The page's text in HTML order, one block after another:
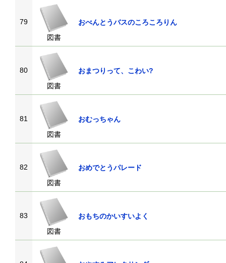
79
図書
おべんとうバスのころころりん
80
図書
おまつりって、こわい?
81
図書
おむっちゃん
82
図書
おめでとうパレード
83
図書
おもちのかいすいよく